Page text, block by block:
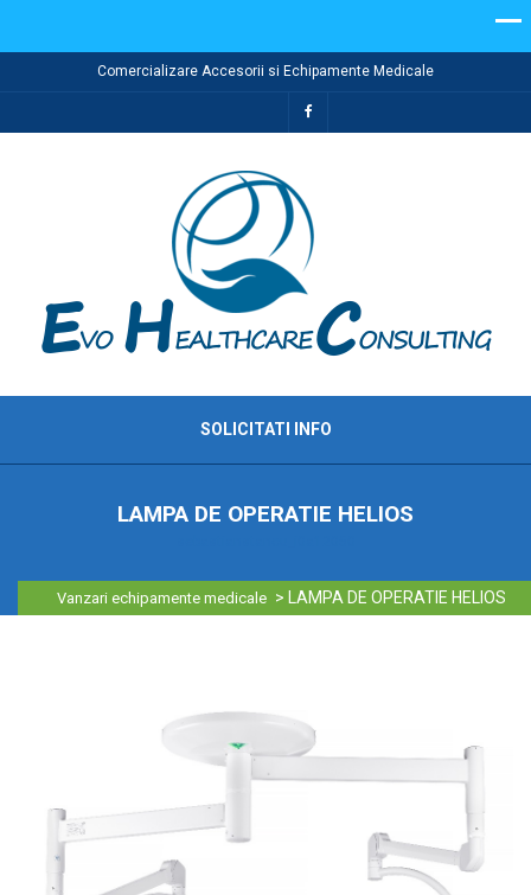
Comercializare Accesorii si Echipamente Medicale
SOLICITATI INFO
LAMPA DE OPERATIE HELIOS
Vanzari echipamente medicale > LAMPA DE OPERATIE HELIOS